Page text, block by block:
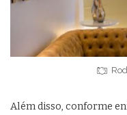
Além disso, conforme